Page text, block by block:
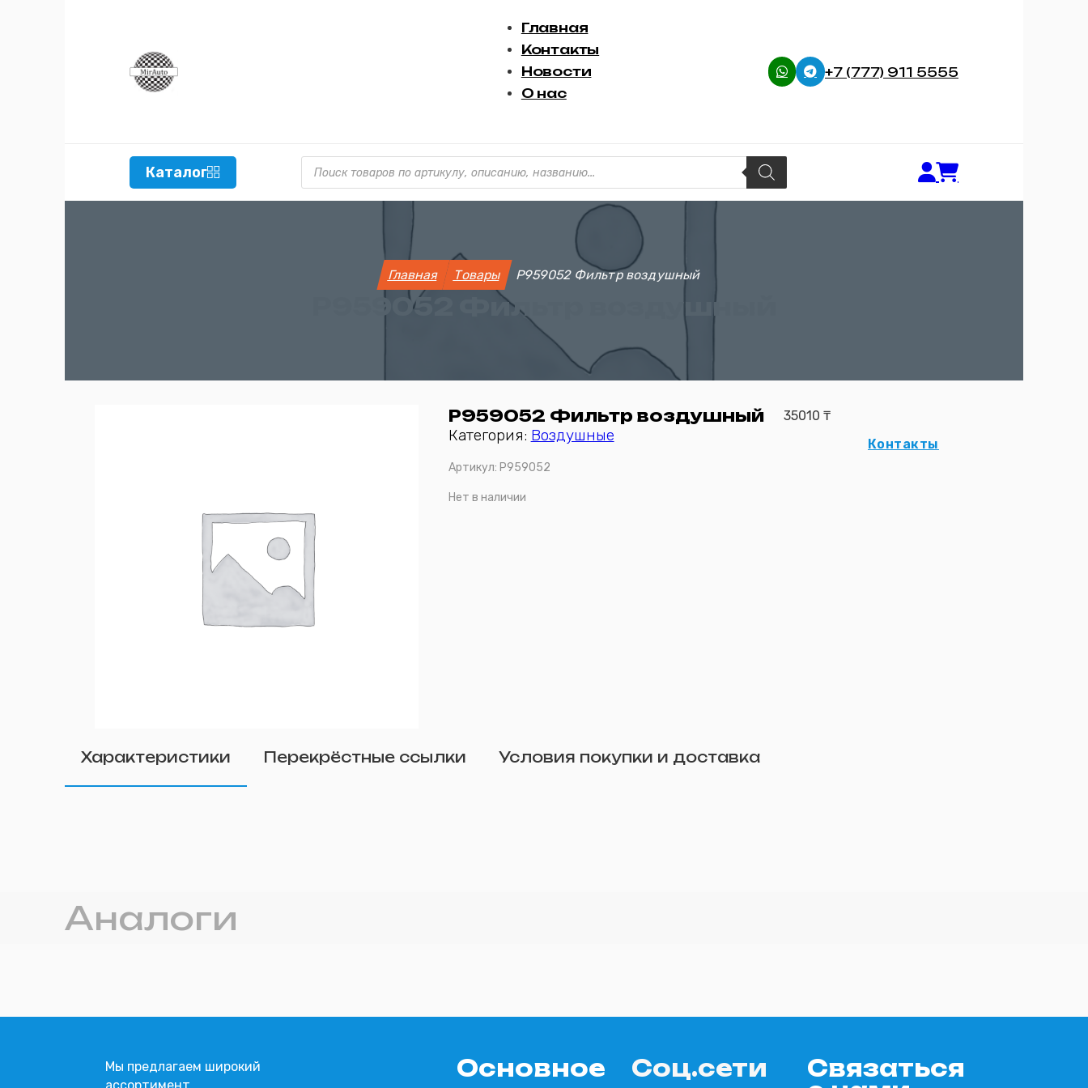
Главная
Контакты
Новости
О нас
+7 (777) 911 5555
Каталог
Поиск товаров
Главная Товары P959052 Фильтр воздушный
P959052 Фильтр воздушный
P959052 Фильтр воздушный
Категория: Воздушные
Артикул: P959052
Нет в наличии
35010 ₸
Контакты
Характеристики Перекрёстные ссылки Условия покупки и доставка
Аналоги
Мы предлагаем широкий
Основное Соц.сети
Связаться
Прикрепите фото (по желанию)